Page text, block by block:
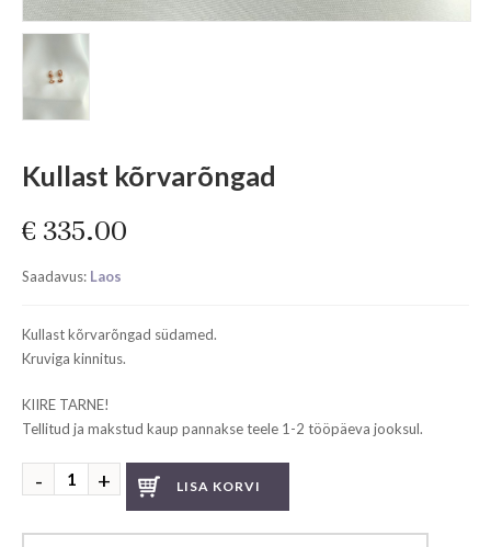
Kullast kõrvarõngad
€ 335.00
Saadavus: Laos
Kullast kõrvarõngad südamed.
Kruviga kinnitus.
KIIRE TARNE!
Tellitud ja makstud kaup pannakse teele 1-2 tööpäeva jooksul.
Kullast
kõrvarõngad
LISA KORVI